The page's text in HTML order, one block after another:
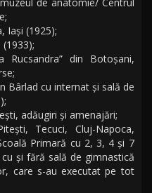
de anatomie/ Centrul
Iași (1925);
Rucsandra” din Botoșani,
Bârlad cu internat şi sală de
adăugiri şi amenajări;
Tecuci, Cluj-Napoca,
Primară cu 2, 3, 4 şi 7
şi fără sală de gimnastică
care s-au executat pe tot